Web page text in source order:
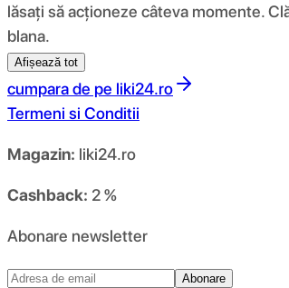
lăsați să acționeze câteva momente.
blana.
Afișează tot
cumpara de pe liki24.ro
Termeni si Conditii
Magazin: liki24.ro
Cashback: 2 %
Abonare newsletter
Abonare